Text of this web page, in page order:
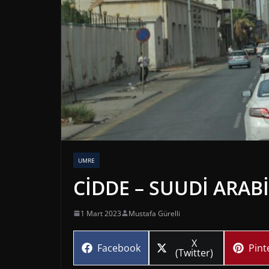
UMRE
CİDDE – SUUDİ
1 Mart 2023 Mustafa Gürelli
Share
Facebook Share
on
X
(Twitter)